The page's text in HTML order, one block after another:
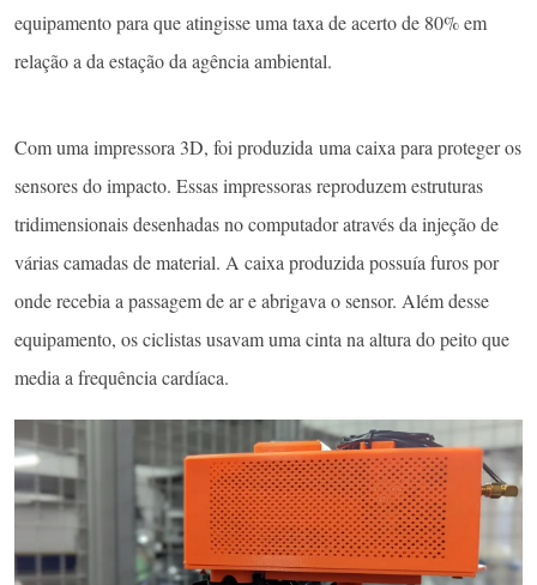
equipamento para que atingisse uma taxa de acerto de 80% em
relação a da estação da agência ambiental.
Com uma impressora 3D, foi produzida uma caixa para proteger os
sensores do impacto. Essas impressoras reproduzem estruturas
tridimensionais desenhadas no computador através da injeção de
várias camadas de material. A caixa produzida possuía furos por
onde recebia a passagem de ar e abrigava o sensor. Além desse
equipamento, os ciclistas usavam uma cinta na altura do peito que
media a frequência cardíaca.